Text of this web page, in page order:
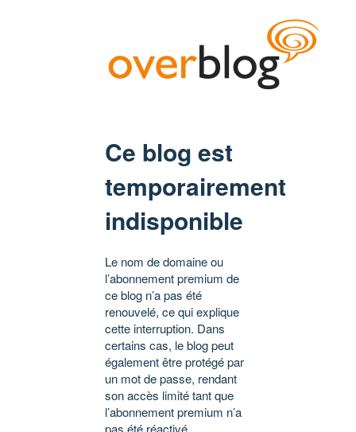
Ce blog est
temporairement
indisponible
Le nom de domaine ou
l’abonnement premium de
ce blog n’a pas été
renouvelé, ce qui explique
cette interruption. Dans
certains cas, le blog peut
également être protégé par
un mot de passe, rendant
son accès limité tant que
l’abonnement premium n’a
pas été réactivé.